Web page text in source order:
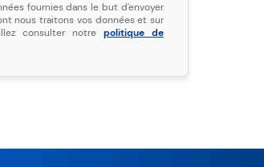
fournies dans le but d'envoyer
nous traitons vos données et sur
consulter notrepolitique de